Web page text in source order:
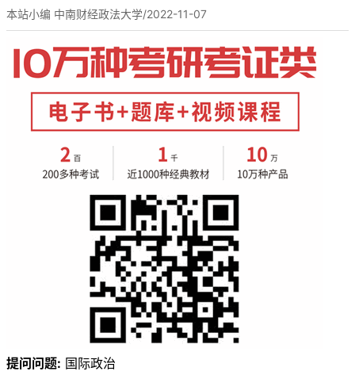
本站小编 中南财经政法大学/2022-11-07
提问问题: 国际政治